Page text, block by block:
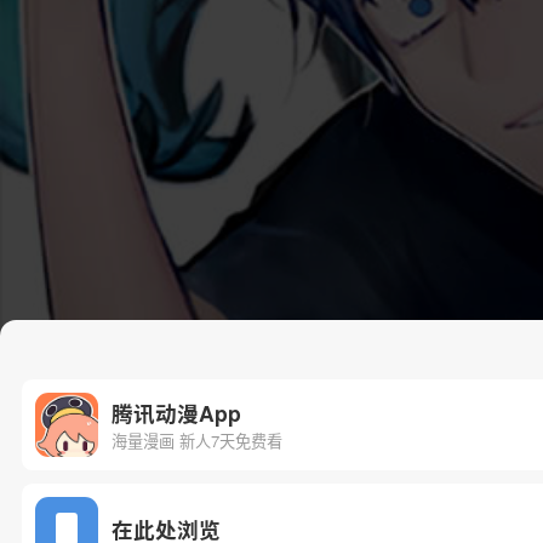
腾讯动漫App
海量漫画 新人7天免费看
在此处浏览